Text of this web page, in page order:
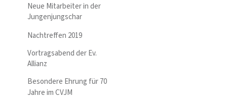
Neue Mitarbeiter in der
Jungenjungschar
Nachtreffen 2019
Vortragsabend der Ev.
Allianz
Besondere Ehrung für 70
Jahre im CVJM